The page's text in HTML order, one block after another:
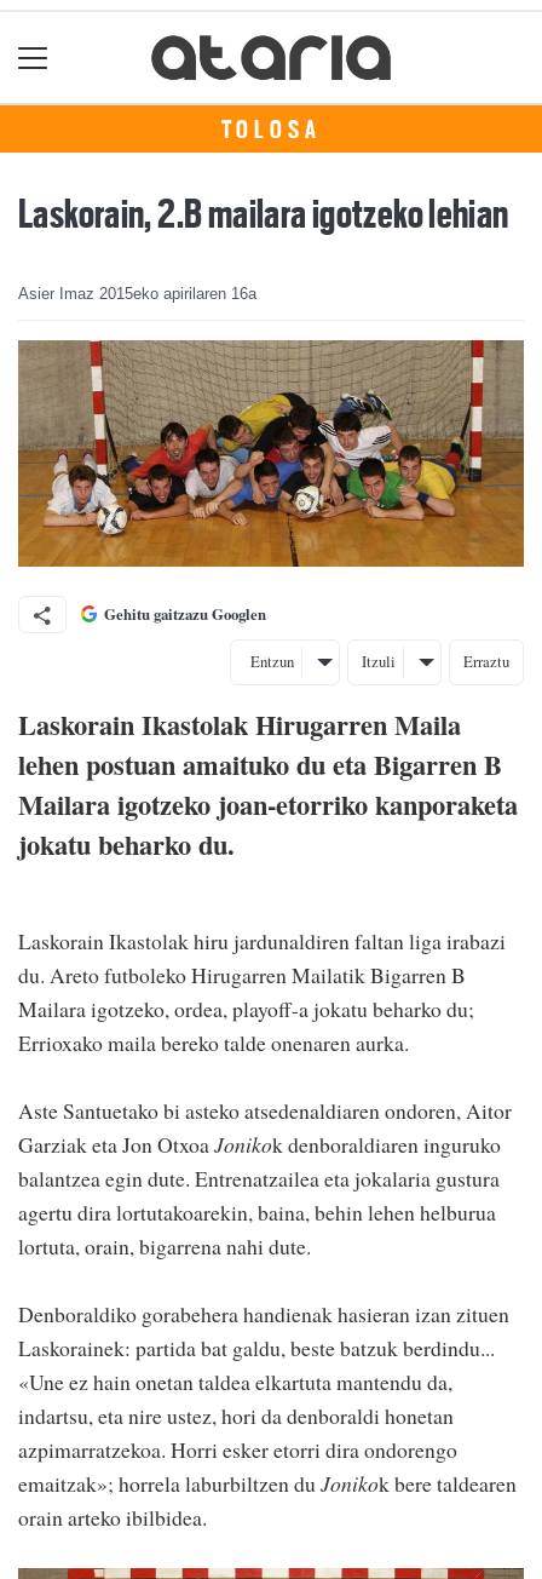
TOLOSA
Laskorain, 2.B mailara igotzeko lehian
Asier Imaz 2015eko apirilaren 16a
Gehitu gaitzazu Googlen
Entzun Itzuli Erraztu
Laskorain Ikastolak Hirugarren Maila
lehen postuan amaituko du eta Bigarren B
Mailara igotzeko joan-etorriko kanporaketa
jokatu beharko du.
Laskorain Ikastolak hiru jardunaldiren faltan liga irabazi
du. Areto futboleko Hirugarren Mailatik Bigarren B
Mailara igotzeko, ordea, playoff-a jokatu beharko du;
Errioxako maila bereko talde onenaren aurka.
Aste Santuetako bi asteko atsedenaldiaren ondoren, Aitor
Garziak eta Jon OtxoaJonikok denboraldiaren inguruko
balantzea egin dute. Entrenatzailea eta jokalaria gustura
agertu dira lortutakoarekin, baina, behin lehen helburua
lortuta, orain, bigarrena nahi dute.
Denboraldiko gorabehera handienak hasieran izan zituen
Laskorainek: partida bat galdu, beste batzuk berdindu...
«Une ez hain onetan taldea elkartuta mantendu da,
indartsu, eta nire ustez, hori da denboraldi honetan
azpimarratzekoa. Horri esker etorri dira ondorengo
emaitzak»; horrela laburbiltzen duJonikok bere taldearen
orain arteko ibilbidea.